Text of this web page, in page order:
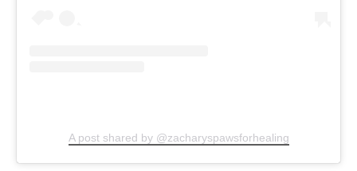
A post shared by @zacharyspawsforhealing